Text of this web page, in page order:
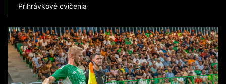
Prihrávkové cvičenia